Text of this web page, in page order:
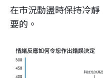
在市況動盪時保持冷
要的。